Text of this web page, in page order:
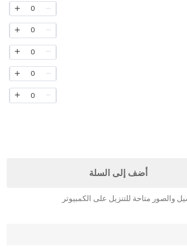
0
0
0
0
0
أضف إلى السلة
والصور متاحة للتنزيل على الكمبيوتر